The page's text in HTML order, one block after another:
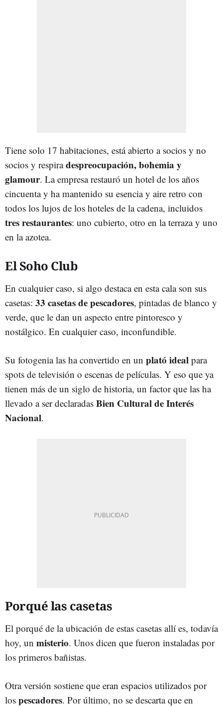
Tiene solo 17 habitaciones, está abierto a socios y no
socios y respiradespreocupación, bohemia y
glamour. La empresa restauró un hotel de los años
cincuenta y ha mantenido su esencia y aire retro con
todos los lujos de los hoteles de la cadena, incluidos
tres restaurantes: uno cubierto, otro en la terraza y uno
en la azotea.
El Soho Club
En cualquier caso, si algo destaca en esta cala son sus
casetas: 33 casetas de pescadores, pintadas de blanco y
verde, que le dan un aspecto entre pintoresco y
nostálgico. En cualquier caso, inconfundible.
Su fotogenia las ha convertido en un plató ideal para
spots de televisión o escenas de películas. Y eso que ya
tienen más de un siglo de historia, un factor que las ha
llevado a ser declaradas Bien Cultural de Interés
Nacional.
Porqué las casetas
El porqué de la ubicación de estas casetas allí es, todavía
hoy, un misterio. Unos dicen que fueron instaladas por
los primeros bañistas.
Otra versión sostiene que eran espacios utilizados por
los pescadores. Por último, no se descarta que en